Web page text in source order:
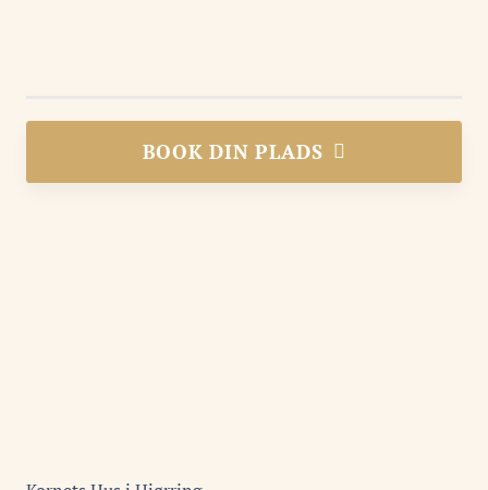
BOOK DIN PLADS